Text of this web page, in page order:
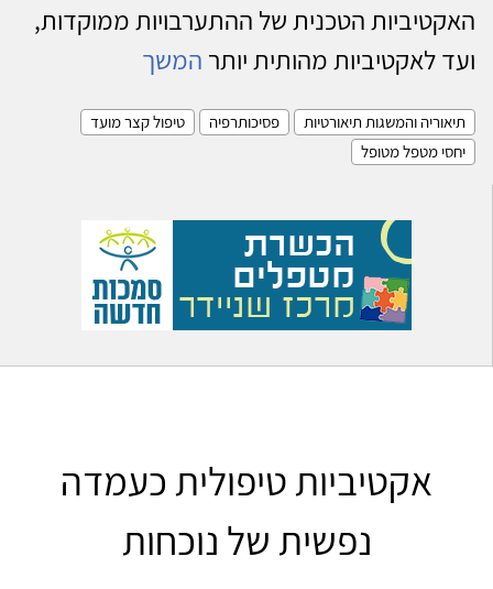
האקטיביות הטכנית של ההתערבויות ממוקדות,
ועד לאקטיביות מהותית יותר המשך
תיאוריה והמשגות תיאורטיות פסיכותרפיה
טיפול קצר מועד
יחסי מטפל מטופל
אקטיביות טיפולית כעמדה
נפשית של נוכחות